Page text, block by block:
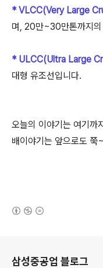
* VLCC(Very Large
며, 20만~30만톤까지의
* ULCC(Ultra Large
대형 유조선입니다.
오늘의 이야기는 여기까
배이야기는 앞으로도
삼성중공업 블로그